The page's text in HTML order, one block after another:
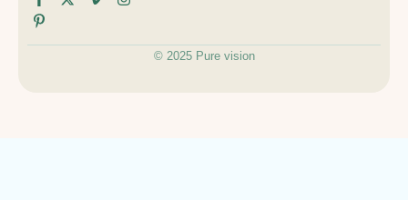
© 2025 Pure vision